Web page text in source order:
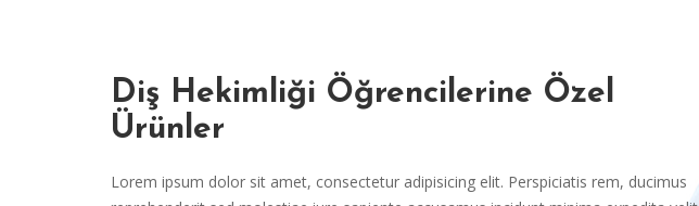
Diş Hekimliği Öğrencilerine Özel
Ürünler
Lorem ipsum dolor sit amet, consectetur adipisicing elit. Perspiciatis rem, ducimus